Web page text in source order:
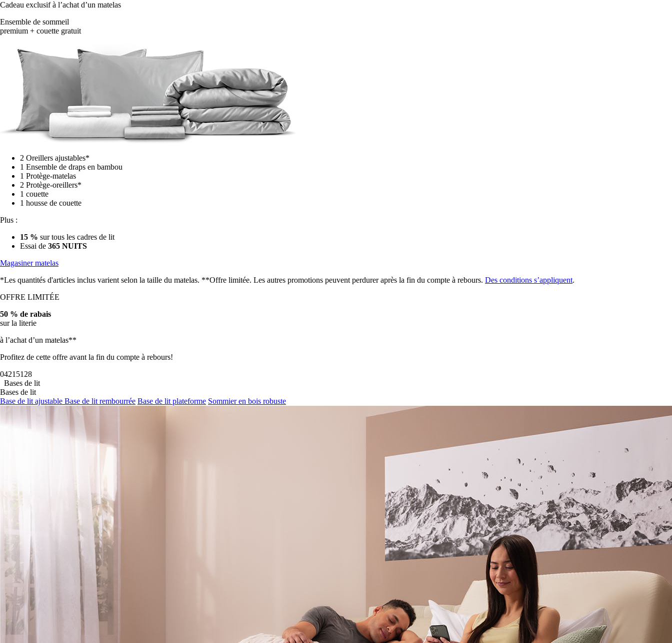
Cadeau exclusif à l’achat d’un matelas
Ensemble de sommeil
premium + couette gratuit
2 Oreillers ajustables*
1 Ensemble de draps en bambou
1 Protège-matelas
2 Protège-oreillers*
1 couette
1 housse de couette
Plus :
15 % sur tous les cadres de lit
Essai de 365 NUITS
Magasiner matelas
*Les quantités d'articles inclus varient selon la taille du matelas. **Offre limitée. Les autres promotions peuvent perdurer après la fin du compte à rebours. Des conditions s’appliquent.
OFFRE LIMITÉE
50 % de rabais
sur la literie
à l’achat d’un matelas**
Profitez de cette offre avant la fin du compte à rebours!
04215126
Bases de lit
Bases de lit
Base de lit ajustable Base de lit rembourrée Base de lit plateforme Sommier en bois robuste